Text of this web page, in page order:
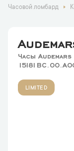
Часовой ломбард
Часы
LIMITED